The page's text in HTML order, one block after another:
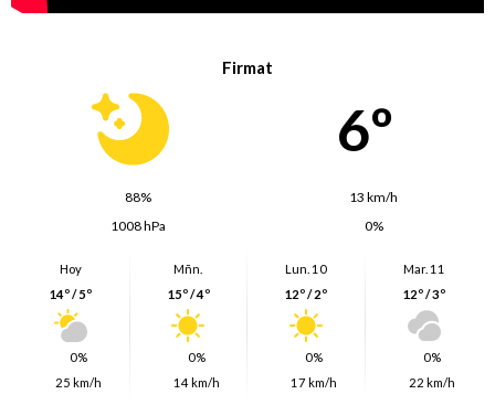
Firmat
6º
88%
13 km/h
1008 hPa
0%
Hoy
14º / 5º
0%
25 km/h
Mñn.
15º / 4º
0%
14 km/h
Lun. 10
12º / 2º
0%
17 km/h
Mar. 11
12º / 3º
0%
22 km/h